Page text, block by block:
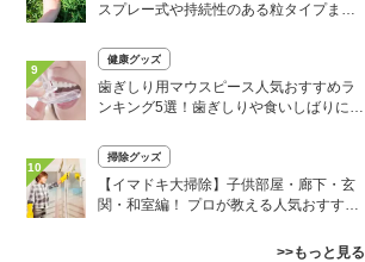
スプレー式や持続性のある粒タイプまで
9
健康グッズ
歯ぎしり用マウスピース人気おすすめラ
ンキング5選！歯ぎしりや食いしばりに悩
10
掃除グッズ
【イマドキ大掃除】子供部屋・廊下・玄
関・和室編！ プロが教える人気おすすめ
>>もっと見る